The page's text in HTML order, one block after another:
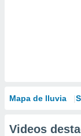
Mapa de lluvia
Videos